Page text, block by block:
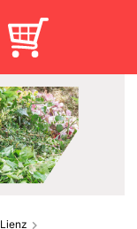
Lienz